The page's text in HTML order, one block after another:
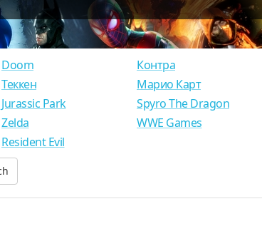
Doom
Теккен
Jurassic Park
Zelda
Resident Evil
Контра
Марио Карт
Spyro The Dragon
WWE Games